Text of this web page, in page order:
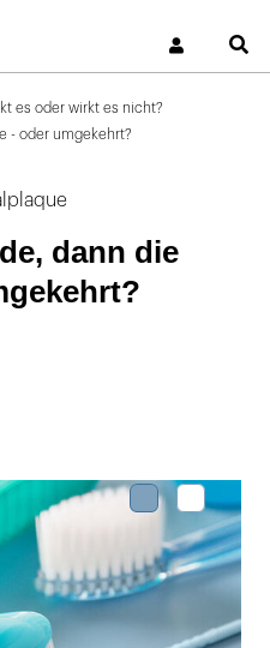
es oder wirkt es nicht?
- oder umgekehrt?
dann die